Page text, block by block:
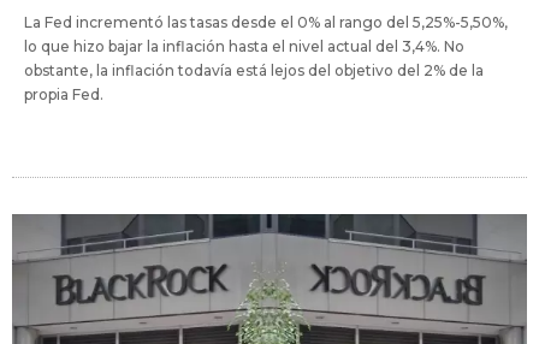
La Fed incrementó las tasas desde el 0% al rango del 5,25%-5,50%,
lo que hizo bajar la inflación hasta el nivel actual del 3,4%. No
obstante, la inflación todavía está lejos del objetivo del 2% de la
propia Fed.